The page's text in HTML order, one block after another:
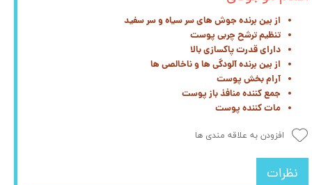
از بین برنده جوش های سر سیاه و سر سفید
تنظیم ترشح چربی پوست
دارای قدرت پاکسازی بالا
از بین برنده آلودگی ها و ناخالصی ها
آرام بخش پوست
جمع کننده منافذ باز پوست
مات کننده پوست
افزودن به علاقه مندی ها
نظرات